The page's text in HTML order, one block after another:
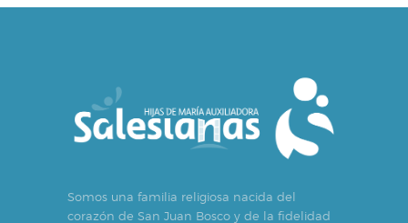
Somos una familia religiosa nacida del
corazón de San Juan Bosco y de la fidelidad